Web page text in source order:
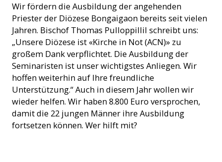
Wir fördern die Ausbildung der angehenden
Priester der Diözese Bongaigaon bereits seit vielen
Jahren. Bischof Thomas Pulloppillil schreibt uns:
„Unsere Diözese ist «Kirche in Not (ACN)» zu
großem Dank verpflichtet. Die Ausbildung der
Seminaristen ist unser wichtigstes Anliegen. Wir
hoffen weiterhin auf Ihre freundliche
Unterstützung.“ Auch in diesem Jahr wollen wir
wieder helfen. Wir haben 8.800 Euro versprochen,
damit die 22 jungen Männer ihre Ausbildung
fortsetzen können. Wer hilft mit?